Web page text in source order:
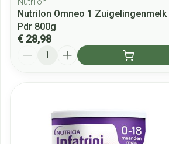
Nutrilon Omneo 1 Zuigelingenmelk
Pdr 800g
€ 28,98